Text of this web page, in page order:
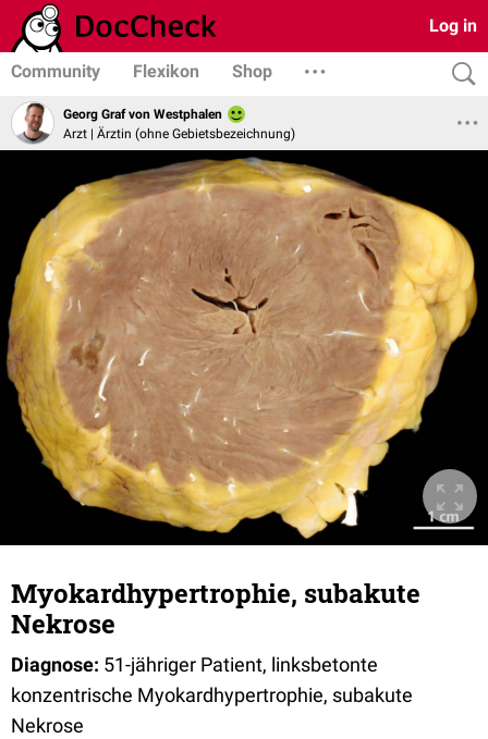
Log in
Community Flexikon Shop
Georg Graf von Westphalen
Arzt | Ärztin (ohne Gebietsbezeichnung)
Myokardhypertrophie, subakute
Nekrose
Diagnose: 51-jähriger Patient, linksbetonte
konzentrische Myokardhypertrophie, subakute
Nekrose